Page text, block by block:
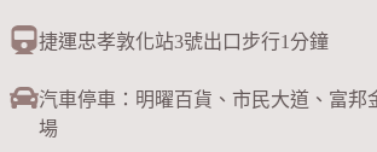
捷運忠孝敦化站3號出口步行1分鐘
汽車停車：明曜百貨、市民大道、富邦
場